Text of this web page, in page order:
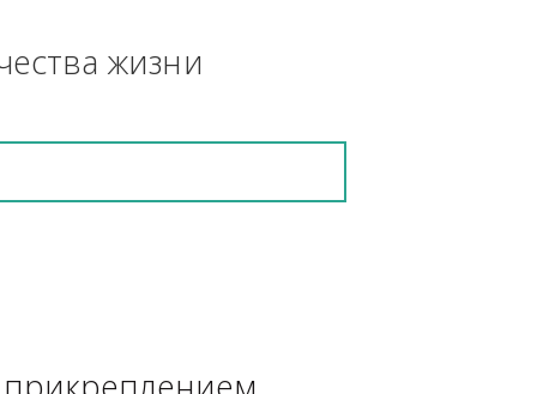
работу выполнит и в